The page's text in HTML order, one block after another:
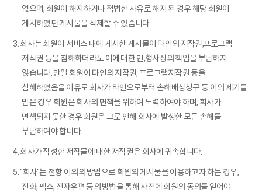
없으며, 회원이 해지하거나 적법한 사유로 해지 된 경우 해당 회원이
게시하였던 게시물을 삭제할 수 있습니다.
3. 회사는 회원이 서비스 내에 게시한 게시물이 타인의 저작권,프로그램
저작권 등을 침해하더라도 이에 대한 민,형사상의 책임을 부담하지
않습니다. 만일 회원이 타인의 저작권, 프로그램저작권 등을
침해하였음을 이유로 회사가 타인으로부터 손해배상청구 등 이의 제기를
받은 경우 회원은 회사의 면책을 위하여 노력하여야 하며, 회사가
면책되지 못한 경우 회원은 그로 인해 회사에 발생한 모든 손해를
부담하여야 합니다.
4. 회사가 작성한 저작물에 대한 저작권은 회사에 귀속합니다.
5. "회사"는 전항 이외의 방법으로 회원의 게시물을 이용하고자 하는 경우,
전화, 팩스, 전자우편 등의 방법을 통해 사전에 회원의 동의를 얻어야